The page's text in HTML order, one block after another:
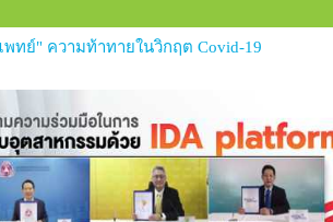
พทย์" ความท้าทายในวิกฤต Covid-19